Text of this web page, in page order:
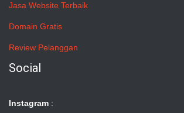
Jasa Website Terbaik
Domain Gratis
Review Pelanggan
Social
Instagram :